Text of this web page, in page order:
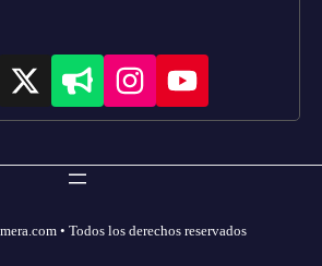
• Todos los derechos reservados